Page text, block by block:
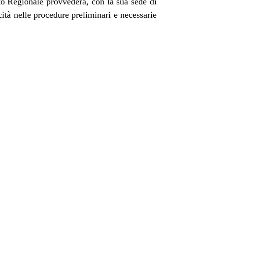
nelle procedure preliminari e necessarie